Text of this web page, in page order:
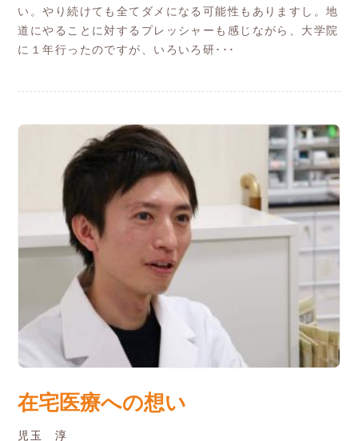
い。やり続けても全てダメになる可能性もありますし。地
道にやることに対するプレッシャーも感じながら、大学院
に１年行ったのですが、いろいろ研･･･
在宅医療への想い
児玉 淳